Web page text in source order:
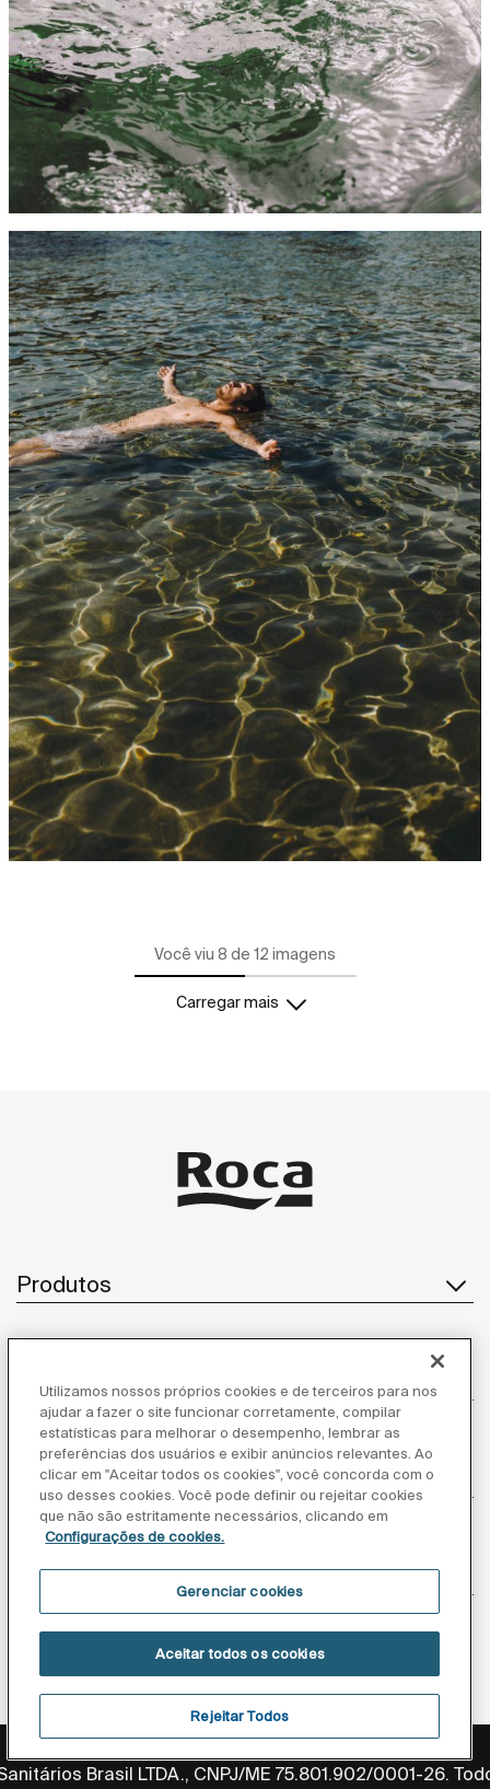
Você viu 8 de 12 imagens
Carregar mais
Produtos
Atendimento ao cliente
Sobre nós
Inspiração
Siga-nos
Brasil LTDA., CNPJ/ME 75.801.902/0001-26.
Utilizamos nossos próprios cookies e de terceiros para nos
ajudar a fazer o site funcionar corretamente, compilar
estatísticas para melhorar o desempenho, lembrar as
preferências dos usuários e exibir anúncios relevantes. Ao
clicar em "Aceitar todos os cookies", você concorda com o
uso desses cookies. Você pode definir ou rejeitar cookies
que não são estritamente necessários, clicando em
Configurações de cookies.
Gerenciar cookies
Rejeitar Todos
Aceitar todos os cookies